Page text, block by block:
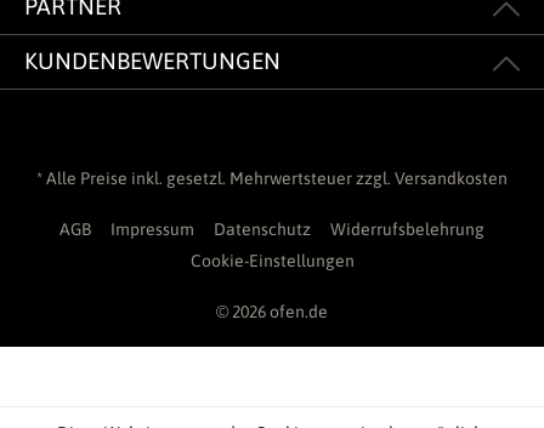
PARTNER
KUNDENBEWERTUNGEN
* Alle Preise inkl. gesetzl. Mehrwertsteuer zzgl. Versandkosten
AGB Impressum Datenschutz
Widerrufsbelehrung
Cookie-Einstellungen
© 2026 ofen.de